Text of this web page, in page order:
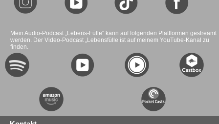
Mein Audio-Podcast „Lebens-Fülle“ kann auf folgenden Plattformen gestreamt
werden. Der Video-Podcast „Lebensfülle ist auf meinem YouTube-Kanal zu
finden.